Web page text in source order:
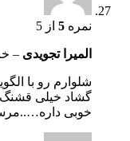
نمره 5 از 5
المیرا تجویدی –
شلوارم رو با
گشاد خیلی
خوبی